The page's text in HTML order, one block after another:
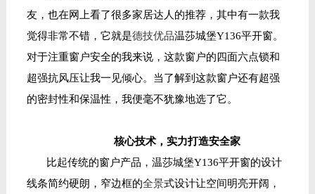
友，也在网上看了很多家居达人的推荐，其中有一款我
觉得非常不错，它就是德技优品温莎城堡Y136平开窗。
对于注重窗户安全的我来说，这款窗户的四面六点锁和
超强抗风压让我一见倾心。当了解到这款窗户还有超强
的密封性和保温性，我便毫不犹豫地选了它。
核心技术，实力打造安全家
比起传统的窗户产品，温莎城堡Y136平开窗的设计
线条简约硬朗，窄边框的全景式设计让空间明亮开阔，